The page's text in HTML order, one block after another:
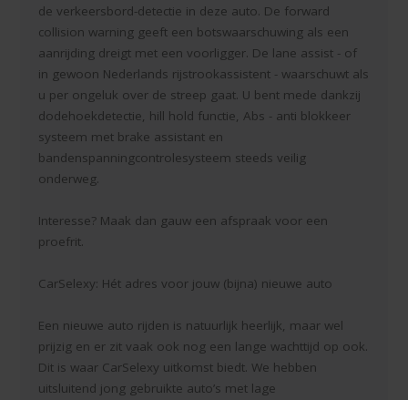
de verkeersbord-detectie in deze auto. De forward
collision warning geeft een botswaarschuwing als een
aanrijding dreigt met een voorligger. De lane assist - of
in gewoon Nederlands rijstrookassistent - waarschuwt als
u per ongeluk over de streep gaat. U bent mede dankzij
dodehoekdetectie, hill hold functie, Abs - anti blokkeer
systeem met brake assistant en
bandenspanningcontrolesysteem steeds veilig
onderweg.
Interesse? Maak dan gauw een afspraak voor een
proefrit.
CarSelexy: Hét adres voor jouw (bijna) nieuwe auto
Een nieuwe auto rijden is natuurlijk heerlijk, maar wel
prijzig en er zit vaak ook nog een lange wachttijd op ook.
Dit is waar CarSelexy uitkomst biedt. We hebben
uitsluitend jong gebruikte auto’s met lage